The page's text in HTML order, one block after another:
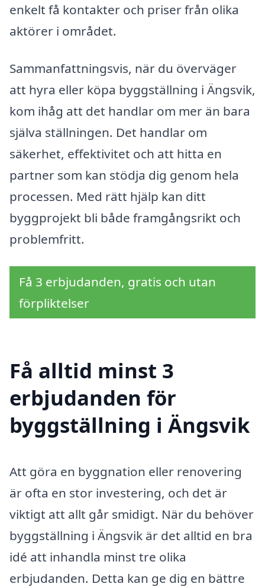
enkelt få kontakter och priser från olika
aktörer i området.
Sammanfattningsvis, när du överväger
att hyra eller köpa byggställning i Ängsvik,
kom ihåg att det handlar om mer än bara
själva ställningen. Det handlar om
säkerhet, effektivitet och att hitta en
partner som kan stödja dig genom hela
processen. Med rätt hjälp kan ditt
byggprojekt bli både framgångsrikt och
problemfritt.
Få 3 erbjudanden, gratis och utan
förpliktelser
Få alltid minst 3
erbjudanden för
byggställning i Ängsvik
Att göra en byggnation eller renovering
är ofta en stor investering, och det är
viktigt att allt går smidigt. När du behöver
byggställning i Ängsvik är det alltid en bra
idé att inhandla minst tre olika
erbjudanden. Detta kan ge dig en bättre